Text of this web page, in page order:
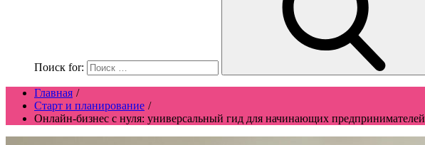
Поиск for:
Главная
Старт и планирование
Онлайн-бизнес с нуля: универсальный гид для начинающих предпринимателей